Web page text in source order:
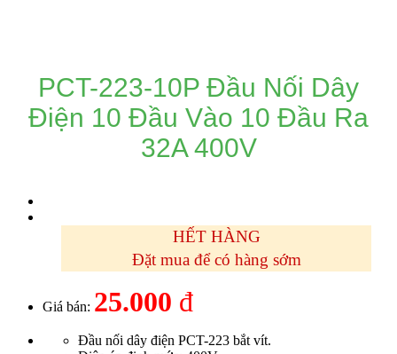
PCT-223-10P Đầu Nối Dây
Điện 10 Đầu Vào 10 Đầu Ra
32A 400V
HẾT HÀNG
Đặt mua để có hàng sớm
Giá bán: 25.000 đ
Đầu nối dây điện PCT-223 bắt vít.